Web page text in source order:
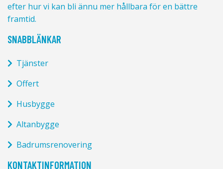
efter hur vi kan bli ännu mer hållbara för en bättre
framtid.
SNABBLÄNKAR
Tjänster
Offert
Husbygge
Altanbygge
Badrumsrenovering
KONTAKTINFORMATION